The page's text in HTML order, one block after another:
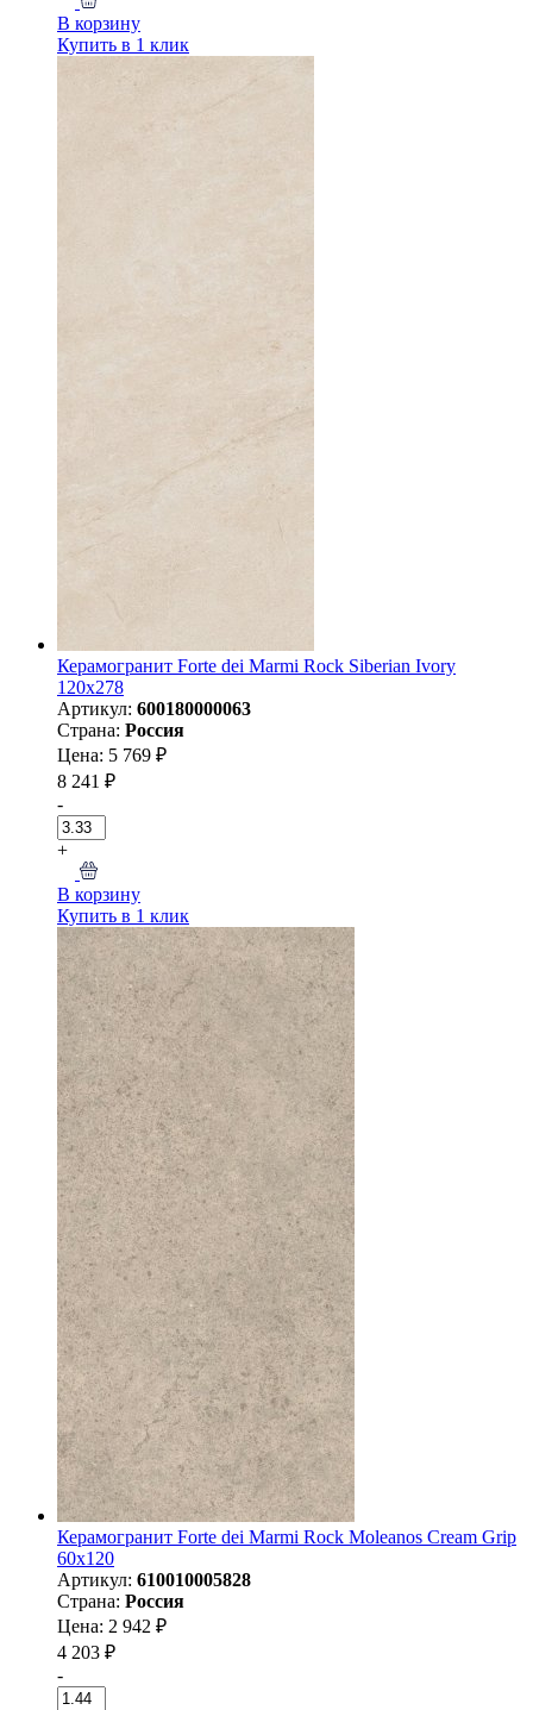
В корзину
Купить в 1 клик
Керамогранит Forte dei Marmi Rock Siberian Ivory
120x278
Артикул: 600180000063
Страна: Россия
Цена: 5 769 ₽
8 241 ₽
-
+
В корзину
Купить в 1 клик
Керамогранит Forte dei Marmi Rock Moleanos Cream Grip
60x120
Артикул: 610010005828
Страна: Россия
Цена: 2 942 ₽
4 203 ₽
-